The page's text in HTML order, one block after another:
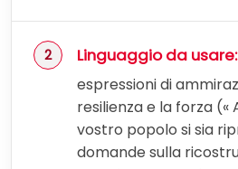
Linguaggio da usare:
espressioni di
resilienza e la forza («
vostro popolo si sia
domande sulla